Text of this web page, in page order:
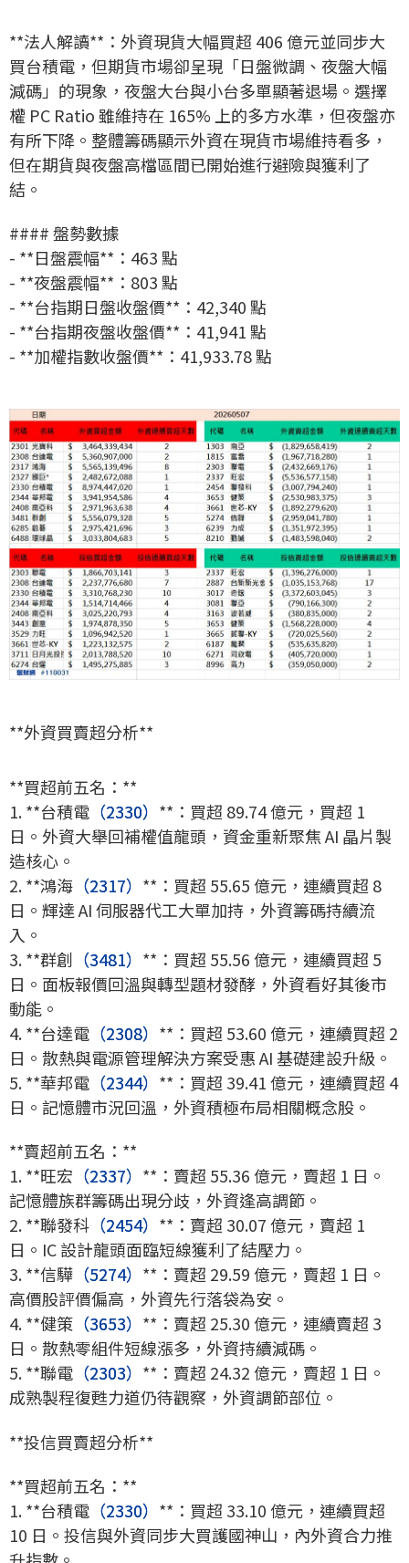
**法人解讀**：外資現貨大幅買超 406 億元並同步大
買台積電，但期貨市場卻呈現「日盤微調、夜盤大幅
減碼」的現象，夜盤大台與小台多單顯著退場。選擇
權 PC Ratio 雖維持在 165% 上的多方水準，但夜盤亦
有所下降。整體籌碼顯示外資在現貨市場維持看多，
但在期貨與夜盤高檔區間已開始進行避險與獲利了
結。
#### 盤勢數據
- **日盤震幅**：463 點
- **夜盤震幅**：803 點
- **台指期日盤收盤價**：42,340 點
- **台指期夜盤收盤價**：41,941 點
- **加權指數收盤價**：41,933.78 點
**外資買賣超分析**
**買超前五名：**
1. **台積電 （2330） **：買超 89.74 億元，買超 1
日。外資大舉回補權值龍頭，資金重新聚焦 AI 晶片製
造核心。
2. **鴻海 （2317） **：買超 55.65 億元，連續買超 8
日。輝達 AI 伺服器代工大單加持，外資籌碼持續流
入。
3. **群創 （3481） **：買超 55.56 億元，連續買超 5
日。面板報價回溫與轉型題材發酵，外資看好其後市
動能。
4. **台達電 （2308） **：買超 53.60 億元，連續買超 2
日。散熱與電源管理解決方案受惠 AI 基礎建設升級。
5. **華邦電 （2344） **：買超 39.41 億元，連續買超 4
日。記憶體市況回溫，外資積極布局相關概念股。
**賣超前五名：**
1. **旺宏 （2337） **：賣超 55.36 億元，賣超 1 日。
記憶體族群籌碼出現分歧，外資逢高調節。
2. **聯發科 （2454） **：賣超 30.07 億元，賣超 1
日。IC 設計龍頭面臨短線獲利了結壓力。
3. **信驊 （5274） **：賣超 29.59 億元，賣超 1 日。
高價股評價偏高，外資先行落袋為安。
4. **健策 （3653） **：賣超 25.30 億元，連續賣超 3
日。散熱零組件短線漲多，外資持續減碼。
5. **聯電 （2303） **：賣超 24.32 億元，賣超 1 日。
成熟製程復甦力道仍待觀察，外資調節部位。
**投信買賣超分析**
**買超前五名：**
1. **台積電 （2330） **：買超 33.10 億元，連續買超
10 日。投信與外資同步大買護國神山，內外資合力推